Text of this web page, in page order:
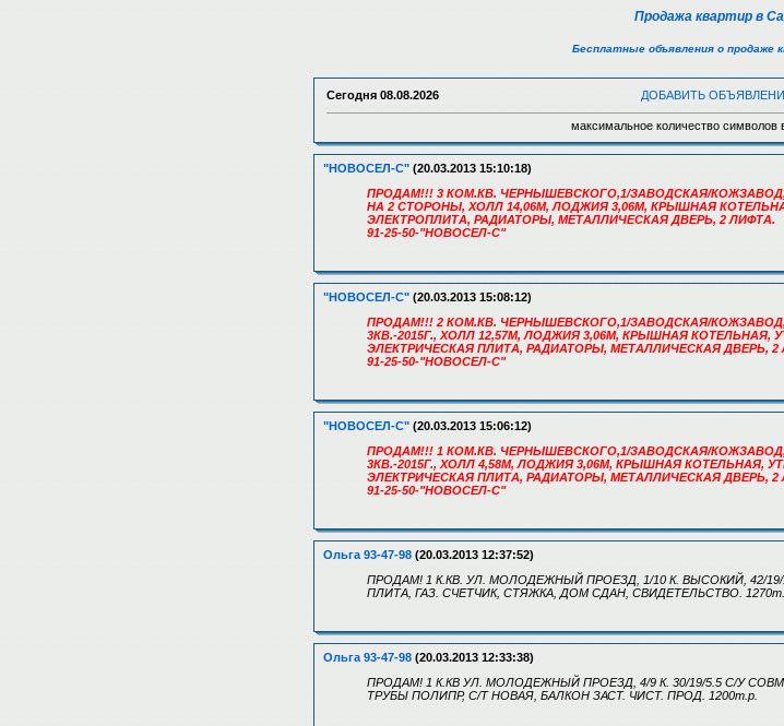
Продажа квартир в
Бесплатные объявления о продаже
Сегодня 08.08.2026 ДОБАВИТЬ
максимальное количество символов
"НОВОСЕЛ-С" (20.03.2013 15:10:18)
ПРОДАМ!!! 3 КОМ.КВ. ЧЕРНЫШЕВСКОГО,1/ЗАВОДСКАЯ/КОЖЗАВОД,
НА 2 СТОРОНЫ, ХОЛЛ 14,06М, ЛОДЖИЯ 3,06М, КРЫШНАЯ
ЭЛЕКТРОПЛИТА, РАДИАТОРЫ, МЕТАЛЛИЧЕСКАЯ ДВЕРЬ, 2 ЛИФТА.
91-25-50-"НОВОСЕЛ-С"
"НОВОСЕЛ-С" (20.03.2013 15:08:12)
ПРОДАМ!!! 2 КОМ.КВ. ЧЕРНЫШЕВСКОГО,1/ЗАВОДСКАЯ/КОЖЗАВОД,
3КВ.-2015Г., ХОЛЛ 12,57М, ЛОДЖИЯ 3,06М, КРЫШНАЯ
ЭЛЕКТРИЧЕСКАЯ ПЛИТА, РАДИАТОРЫ, МЕТАЛЛИЧЕСКАЯ ДВЕРЬ, 2
91-25-50-"НОВОСЕЛ-С"
"НОВОСЕЛ-С" (20.03.2013 15:06:12)
ПРОДАМ!!! 1 КОМ.КВ. ЧЕРНЫШЕВСКОГО,1/ЗАВОДСКАЯ/КОЖЗАВОД,
3КВ.-2015Г., ХОЛЛ 4,58М, ЛОДЖИЯ 3,06М, КРЫШНАЯ КОТЕЛЬНАЯ,
ЭЛЕКТРИЧЕСКАЯ ПЛИТА, РАДИАТОРЫ, МЕТАЛЛИЧЕСКАЯ ДВЕРЬ, 2
91-25-50-"НОВОСЕЛ-С"
Ольга 93-47-98 (20.03.2013 12:37:52)
ПРОДАМ! 1 К.КВ. УЛ. МОЛОДЕЖНЫЙ ПРОЕЗД, 1/10 К. ВЫСОКИЙ, 42/
ПЛИТА, ГАЗ. СЧЕТЧИК, СТЯЖКА, ДОМ СДАН, СВИДЕТЕЛЬСТВО.
Ольга 93-47-98 (20.03.2013 12:33:38)
ПРОДАМ! 1 К.КВ УЛ. МОЛОДЕЖНЫЙ ПРОЕЗД, 4/9 К. 30/19/5.5 С/У
ТРУБЫ ПОЛИПР, С/Т НОВАЯ, БАЛКОН ЗАСТ. ЧИСТ. ПРОД. 1200т.р.